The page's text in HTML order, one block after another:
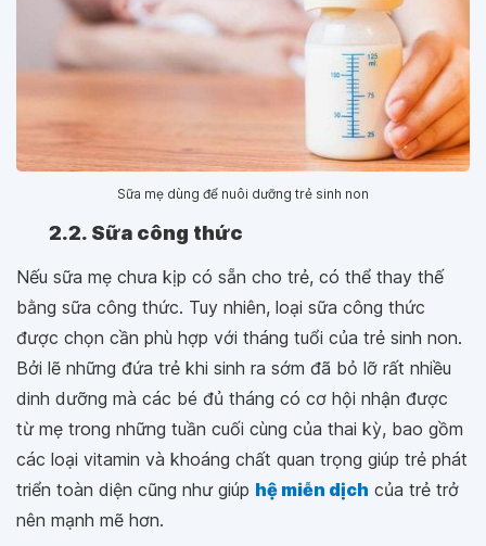
Sữa mẹ dùng để nuôi dưỡng trẻ sinh non
2.2. Sữa công thức
Nếu sữa mẹ chưa kịp có sẵn cho trẻ, có thể thay thế
bằng sữa công thức. Tuy nhiên, loại sữa công thức
được chọn cần phù hợp với tháng tuổi của trẻ sinh non.
Bởi lẽ những đứa trẻ khi sinh ra sớm đã bỏ lỡ rất nhiều
dinh dưỡng mà các bé đủ tháng có cơ hội nhận được
từ mẹ trong những tuần cuối cùng của thai kỳ, bao gồm
các loại vitamin và khoáng chất quan trọng giúp trẻ phát
triển toàn diện cũng như giúp hệ miễn dịch của trẻ trở
nên mạnh mẽ hơn.